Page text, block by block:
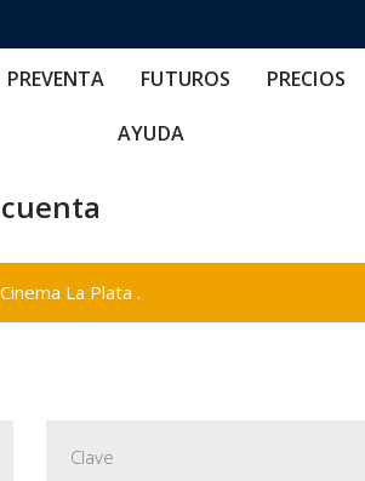
PREVENTA FUTUROS PRECIOS
AYUDA
La Plata .